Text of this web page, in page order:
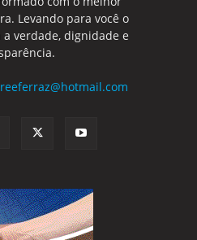
Levando para você o
verdade, dignidade e